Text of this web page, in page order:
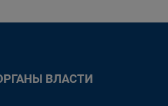
ВЛАСТИ